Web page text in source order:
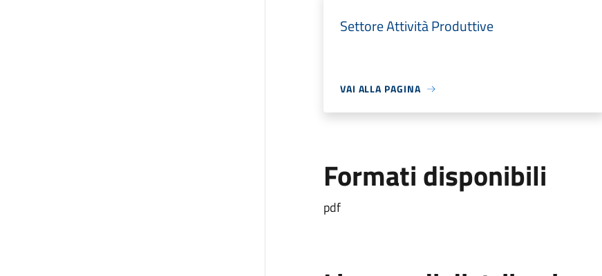
Settore Attività Produttive
VAI ALLA PAGINA
Formati disponibili
pdf